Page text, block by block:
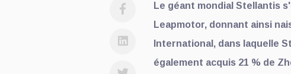
Le géant mondial Stellantis
Leapmotor, donnant ainsi
International, dans laquelle
également acquis 21 % de